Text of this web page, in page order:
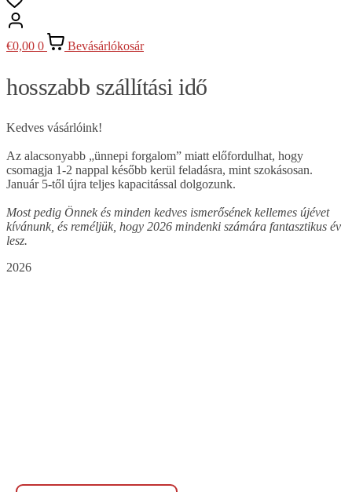
€0,00 0 Bevásárlókosár
hosszabb szállítási idő
Kedves vásárlóink!
Az alacsonyabb „ünnepi forgalom” miatt előfordulhat, hogy
csomagja 1-2 nappal később kerül feladásra, mint szokásosan.
Január 5-től újra teljes kapacitással dolgozunk.
Most pedig Önnek és minden kedves ismerősének kellemes újévet
kívánunk, és reméljük, hogy 2026 mindenki számára fantasztikus év
lesz.
2026